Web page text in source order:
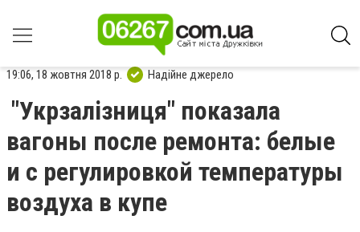
19:06, 18 жовтня 2018 р. Надійне джерело
"Укрзалізниця" показала
вагоны после ремонта: белые
и с регулировкой температуры
воздуха в купе